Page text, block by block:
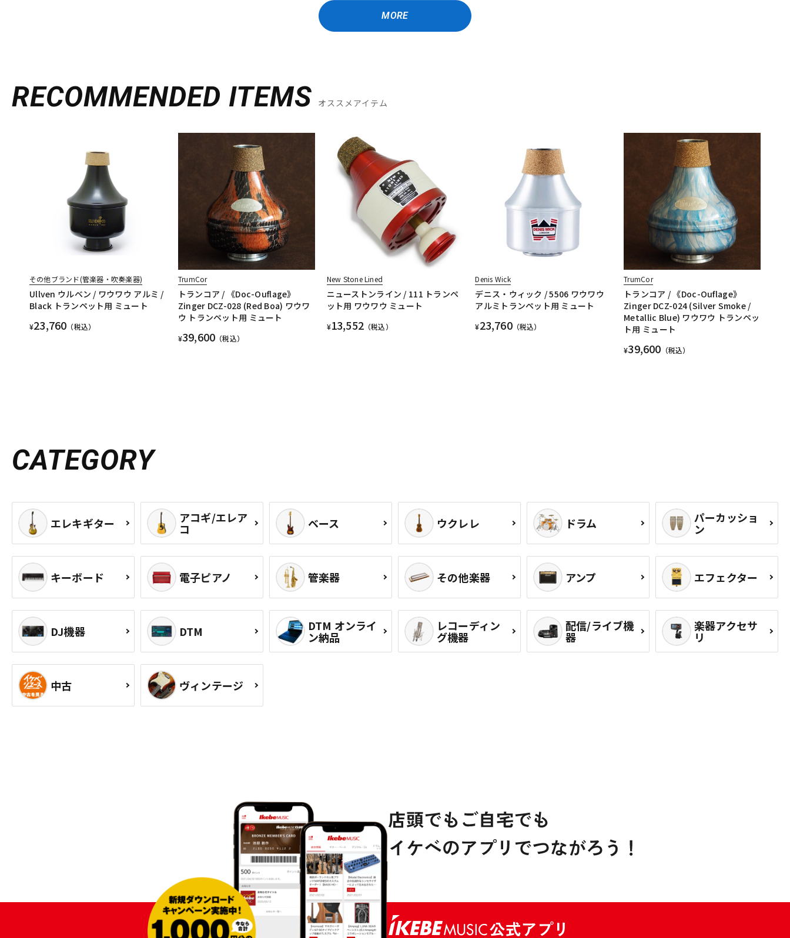
MORE
RECOMMENDED ITEMS オススメアイテム
その他ブランド(管楽器・吹奏楽器)
Ullven ウルベン / ワウワウ アルミ /
Black トランペット用 ミュート
¥23,760 （税込）
TrumCor
トランコア / 《Doc-Ouflage》
Zinger DCZ-028 (Red Boa) ワウワ
ウ トランペット用 ミュート
¥39,600 （税込）
New Stone Lined
ニューストンライン / 111 トランペ
ット用 ワウワウ ミュート
¥13,552 （税込）
Denis Wick
デニス・ウィック / 5506 ワウワウ
アルミトランペット用 ミュート
¥23,760（税込）
TrumCor
トランコア / 《Doc-Ouflage》
Zinger DCZ-024 (Silver Smoke /
Metallic Blue) ワウワウ トランペッ
ト用 ミュート
¥39,600 （税込）
CATEGORY
エレキギター アコギ/エレア
コ ベース ウクレレ ドラム パーカッショ
ン
キーボード 電子ピアノ 管楽器 その他楽器 アンプ エフェクター
DJ機器 DTM DTM オンライ
ン納品
レコーディン
グ機器
配信/ライブ機
器
楽器アクセサ
リ
中古 ヴィンテージ